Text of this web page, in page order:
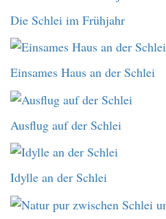
Die Schlei im Frühjahr
Einsames Haus an der Schlei
Ausflug auf der Schlei
Idylle an der Schlei